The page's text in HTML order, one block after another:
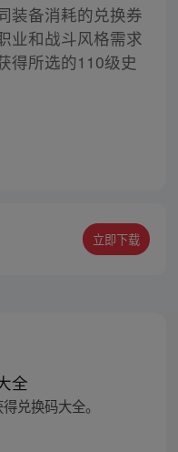
装备消耗的兑换券
业和战斗风格需求
得所选的110级史
立即下载
全
兑换码大全。